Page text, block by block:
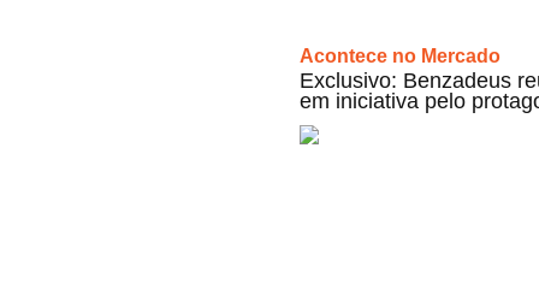
Acontece no Mercado
Exclusivo: Benzadeus
em iniciativa pelo